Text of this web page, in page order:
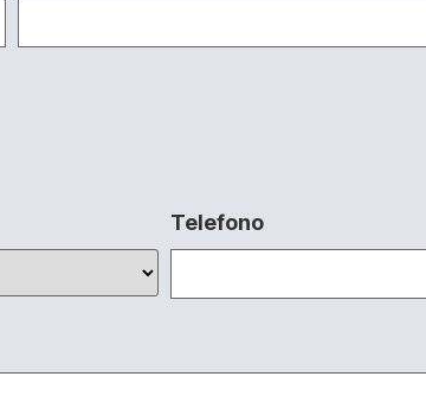
Telefono